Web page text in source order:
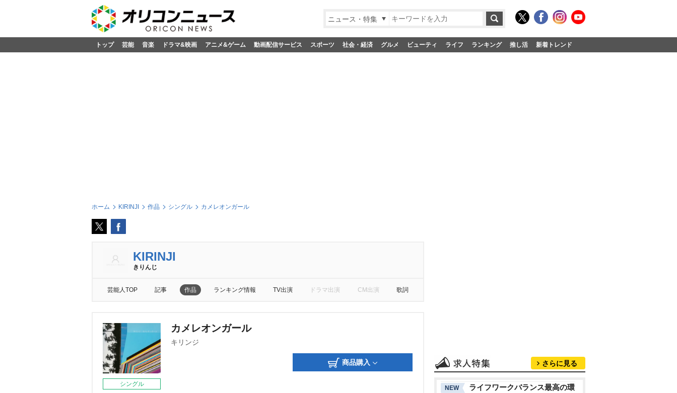
ニュース・特集
トップ 芸能 音楽 ドラマ&映画 アニメ&ゲーム 動画配信サービス スポーツ 社会・経済 グルメ ビューティ ライフ ランキング 推し活 新着トレンド
ホーム KIRINJI 作品 シングル カメレオンガール
KIRINJI
きりんじ
芸能人TOP 記事 作品 ランキング情報 TV出演 ドラマ出演 CM出演 歌詞
シングル
カメレオンガール
キリンジ
商品購入 さらに見る
NEW
ライフワークバランス最高の環